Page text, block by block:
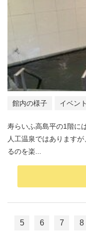
館内の様子 イベント
寿らいふ高島平の1階に
人工温泉ではあります
るのを楽...
5 6 7 8